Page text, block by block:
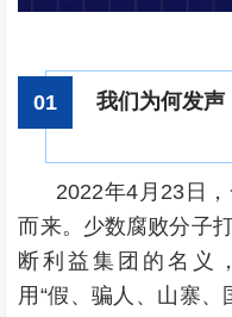
01
我们为何发声
2022年4月23日
而来。少数腐败分子
断利益集团的名义
用“假、骗人、山寨